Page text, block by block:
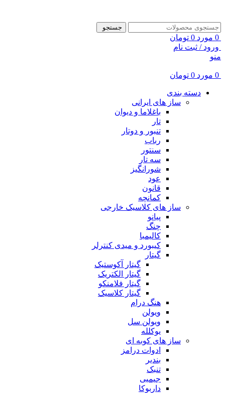
جستجو
0 مورد 0 تومان
ورود / ثبت نام
منو
0 مورد 0 تومان
دسته بندی
ساز های ایرانی
باغلاما و دیوان
تار
تنبور و دوتار
رباب
سنتور
سه تار
شورانگیز
عود
قانون
کمانچه
ساز های کلاسیک خارجی
پیانو
چنگ
کالیمبا
کیبورد و میدی کنترلر
گیتار
گیتار آکوستیک
گیتار الکتریک
گیتار فلامنکو
گیتار کلاسیک
هنگ درام
ویولن
ویولن سل
یوکلله
ساز های کوبه ای
ادوات درامز
بندیر
تنبک
جیمبی
داربوکا